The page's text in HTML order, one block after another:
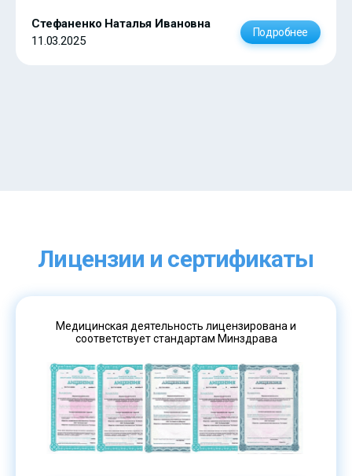
Стефаненко Наталья Ивановна
11.03.2025
Подробнее
Лицензии и сертификаты
Медицинская деятельность лицензирована и
соответствует стандартам Минздрава